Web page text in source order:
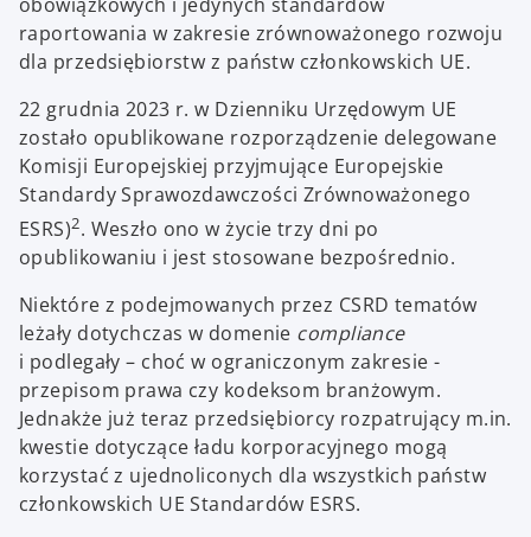
raportowania w zakresie zrównoważonego rozwoju
dla przedsiębiorstw z państw członkowskich UE.
22 grudnia 2023 r. w Dzienniku Urzędowym UE
zostało opublikowane rozporządzenie delegowane
Komisji Europejskiej przyjmujące Europejskie
Standardy Sprawozdawczości Zrównoważonego
ESRS)2. Weszło ono w życie trzy dni po
opublikowaniu i jest stosowane bezpośrednio.
Niektóre z podejmowanych przez CSRD tematów
leżały dotychczas w domenie compliance
i podlegały – choć w ograniczonym zakresie -
przepisom prawa czy kodeksom branżowym.
Jednakże już teraz przedsiębiorcy rozpatrujący m.in.
kwestie dotyczące ładu korporacyjnego mogą
korzystać z ujednoliconych dla wszystkich państw
członkowskich UE Standardów ESRS.